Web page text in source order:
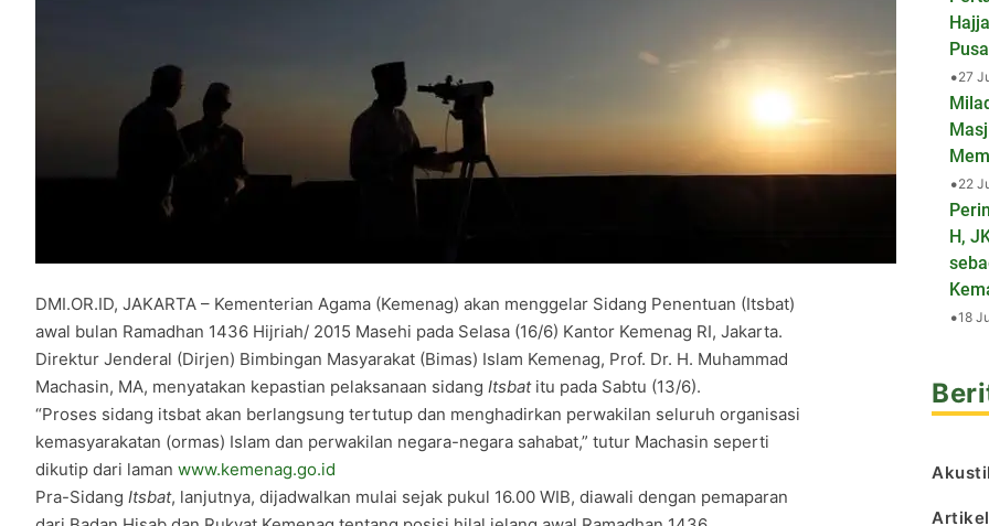
DMI.OR.ID, JAKARTA – Kementerian Agama (Kemenag) akan menggelar Sidang Penentuan (Itsbat)
awal bulan Ramadhan 1436 Hijriah/ 2015 Masehi pada Selasa (16/6) Kantor Kemenag RI, Jakarta.
Direktur Jenderal (Dirjen) Bimbingan Masyarakat (Bimas) Islam Kemenag, Prof. Dr. H. Muhammad
Machasin, MA, menyatakan kepastian pelaksanaan sidang Itsbatitu pada Sabtu (13/6).
“Proses sidang itsbat akan berlangsung tertutup dan menghadirkan perwakilan seluruh organisasi
kemasyarakatan (ormas) Islam dan perwakilan negara-negara sahabat,” tutur Machasin seperti
dikutip dari laman www.kemenag.go.id
Pra-Sidang Itsbat, lanjutnya, dijadwalkan mulai sejak pukul 16.00 WIB, diawali dengan pemaparan
•27
•22
H,
•18
Artikel